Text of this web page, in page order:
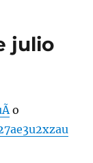
julio
o